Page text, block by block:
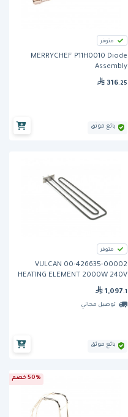
متوفر
MERRYCHEF P11H0010 Diode
Assembly
316.25
بائع موثق
متوفر
VULCAN 00-426635-00002
HEATING ELEMENT 2000W 240V
1,097 .1
توصيل مجاني
بائع موثق
50% خصم